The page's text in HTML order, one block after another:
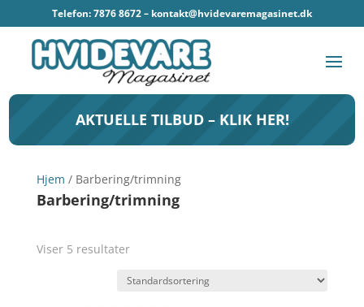
Telefon: 7876 8672 – kontakt@hvidevaremagasinet.dk
AKTUELLE TILBUD – KLIK HER!
Hjem / Barbering/trimning
Barbering/trimning
Viser 5 resultater